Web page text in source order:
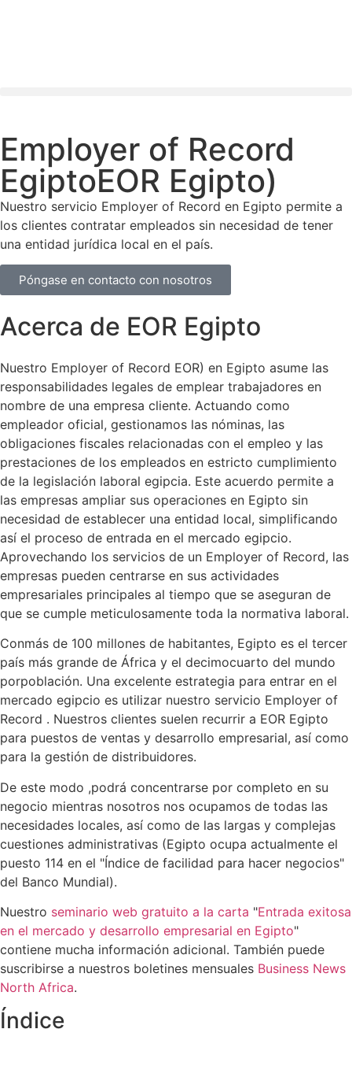
Employer of Record
EgiptoEOR Egipto)
Nuestro servicio Employer of Record en Egipto permite a
los clientes contratar empleados sin necesidad de tener
una entidad jurídica local en el país.
Póngase en contacto con nosotros
Acerca de EOR Egipto
Nuestro Employer of Record EOR) en Egipto asume las
responsabilidades legales de emplear trabajadores en
nombre de una empresa cliente. Actuando como
empleador oficial, gestionamos las nóminas, las
obligaciones fiscales relacionadas con el empleo y las
prestaciones de los empleados en estricto cumplimiento
de la legislación laboral egipcia. Este acuerdo permite a
las empresas ampliar sus operaciones en Egipto sin
necesidad de establecer una entidad local, simplificando
así el proceso de entrada en el mercado egipcio.
Aprovechando los servicios de un Employer of Record, las
empresas pueden centrarse en sus actividades
empresariales principales al tiempo que se aseguran de
que se cumple meticulosamente toda la normativa laboral.
Conmás de 100 millones de habitantes, Egipto es el tercer
país más grande de África y el decimocuarto del mundo
porpoblación. Una excelente estrategia para entrar en el
mercado egipcio es utilizar nuestro servicio Employer of
Record . Nuestros clientes suelen recurrir a EOR Egipto
para puestos de ventas y desarrollo empresarial, así como
para la gestión de distribuidores.
De este modo ,podrá concentrarse por completo en su
negocio mientras nosotros nos ocupamos de todas las
necesidades locales, así como de las largas y complejas
cuestiones administrativas (Egipto ocupa actualmente el
puesto 114 en el "Índice de facilidad para hacer negocios"
del Banco Mundial).
Nuestro seminario web gratuito a la carta "Entrada exitosa
en el mercado y desarrollo empresarial en Egipto"
contiene mucha información adicional. También puede
suscribirse a nuestros boletines mensuales Business News
North Africa.
Índice